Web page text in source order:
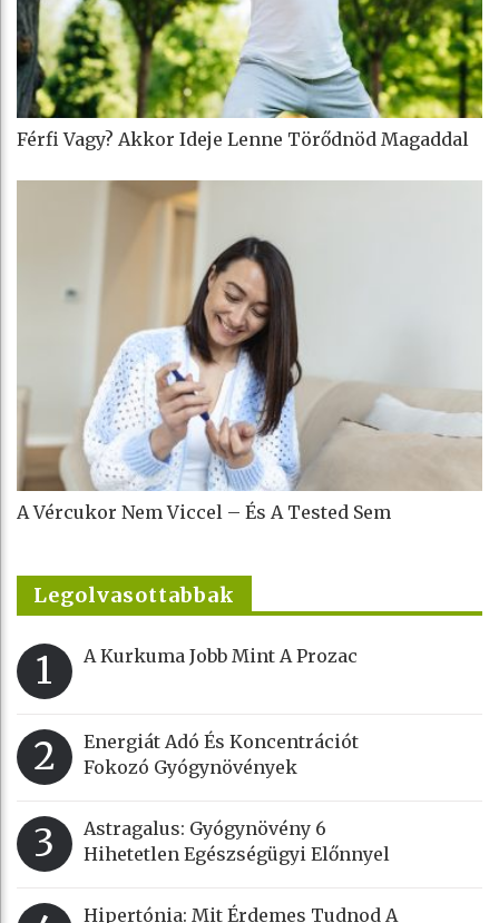
Férfi Vagy? Akkor Ideje Lenne Törődnöd Magaddal
A Vércukor Nem Viccel – És A Tested Sem
Legolvasottabbak
1 A Kurkuma Jobb Mint A Prozac
2
Energiát Adó És Koncentrációt
Fokozó Gyógynövények
3
Astragalus: Gyógynövény 6
Hihetetlen Egészségügyi Előnnyel
Hipertónia: Mit Érdemes Tudnod A